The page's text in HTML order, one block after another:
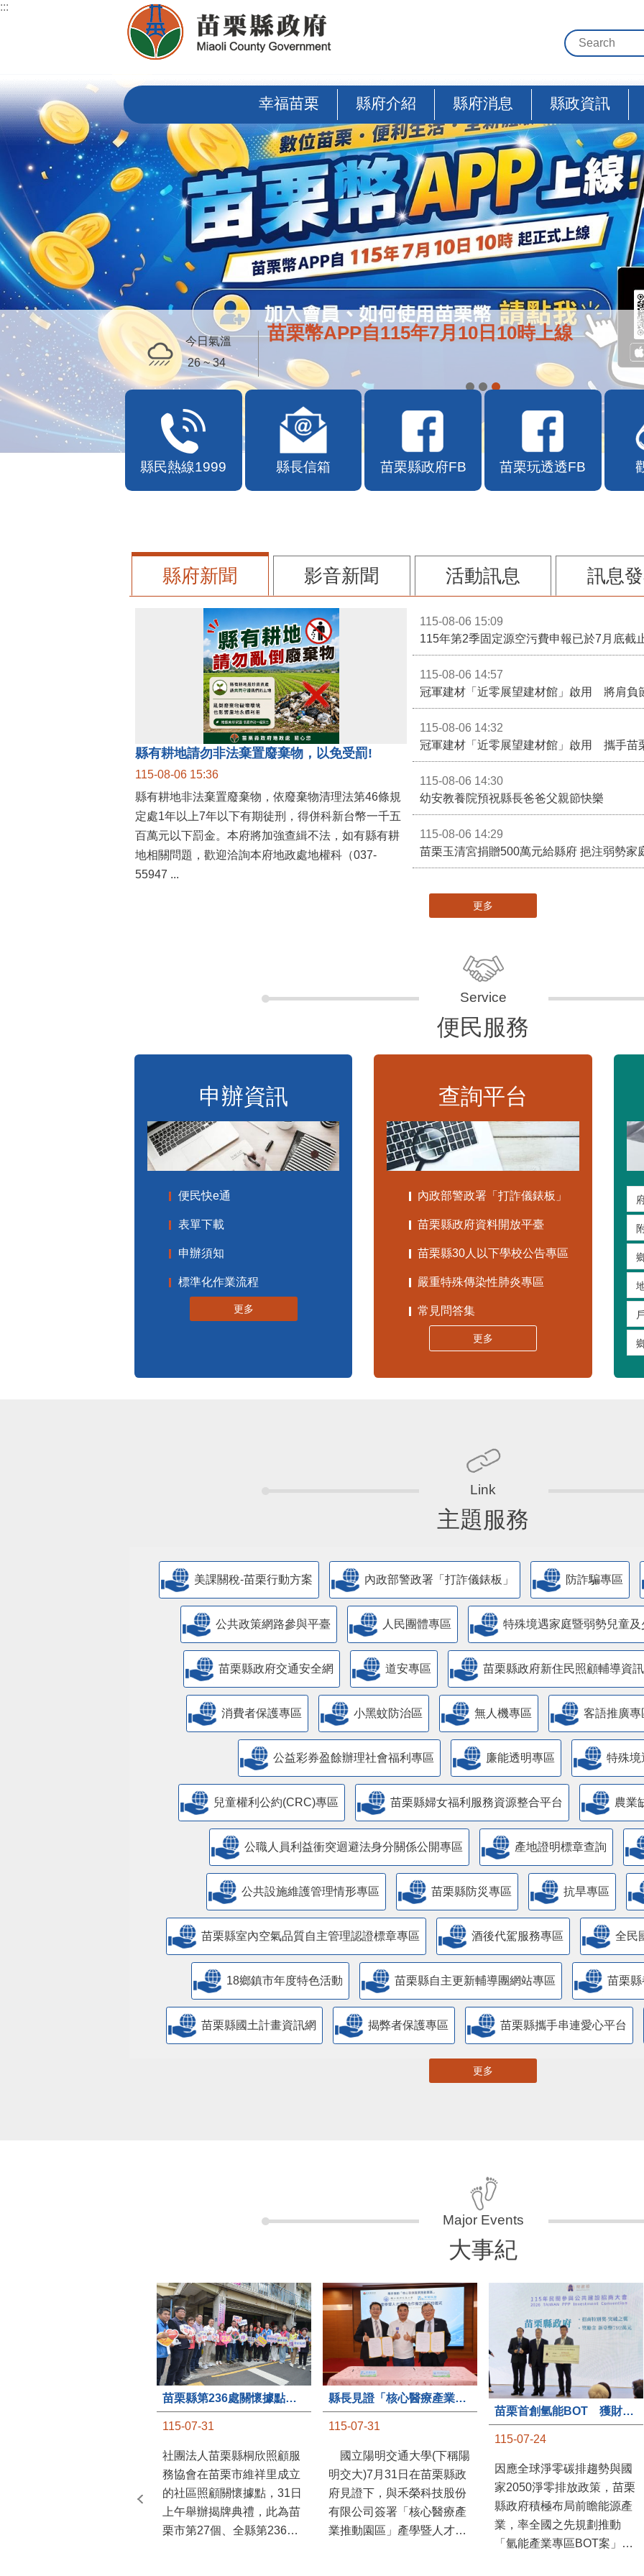
跳到主要內容區塊
:::
幸福苗栗 縣府介紹 縣府消息 縣政資訊
苗栗幣APP自115年7月10日10時上線
今日氣溫
26 ~ 34
縣民熱線1999 縣長信箱 苗栗縣政府FB 苗栗玩透透FB
縣府新聞 影音新聞 活動訊息 訊息
縣有耕地請勿非法棄置廢棄物，以免受罰!
115-08-06 15:36
縣有耕地非法棄置廢棄物，依廢棄物清理法第46條規
定處1年以上7年以下有期徒刑，得併科新台幣一千五
百萬元以下罰金。本府將加強查緝不法，如有縣有耕
地相關問題，歡迎洽詢本府地政處地權科（037-
115-08-06 15:09
115-08-06 14:57
冠軍建材「近零展望建材館」啟用 將肩負
115-08-06 14:32
冠軍建材「近零展望建材館」啟用 攜手苗
115-08-06 14:30
幼安教養院預祝縣長爸爸父親節快樂
115-08-06 14:29
苗栗玉清宮捐贈500萬元給縣府 挹注弱勢家
更多
便民服務
申辦資訊
便民快e通
表單下載
申辦須知
標準化作業流程
更多
查詢平台
內政部警政署「打詐儀錶板」
苗栗縣政府資料開放平臺
苗栗縣30人以下學校公告專區
嚴重特殊傳染性肺炎專區
常見問答集
更多
主題服務
美課關稅-苗栗行動方案 內政部警政署「打詐儀錶板」 防詐騙專區
公共政策網路參與平臺 人民團體專區 特殊境遇家庭暨弱勢兒童
苗栗縣政府交通安全網 道安專區 苗栗縣政府新住民照顧輔導資
消費者保護專區 小黑蚊防治區 無人機專區 客語推廣專
公益彩券盈餘辦理社會福利專區 廉能透明專區 特殊境
兒童權利公約(CRC)專區 苗栗縣婦女福利服務資源整合平台 農業
公職人員利益衝突迴避法身分關係公開專區 產地證明標章查詢
​公共設施維護管理情形專區 苗栗縣防災專區 抗旱專區
苗栗縣室內空氣品質自主管理認證標章專區 酒後代駕服務專區 全民
18鄉鎮市年度特色活動 苗栗縣自主更新輔導團網站專區 苗栗
苗栗縣國土計畫資訊網 揭弊者保護專區 苗栗縣攜手串連愛心平台
更多
大事紀
苗栗縣第236處關懷據點在苗栗市維祥里揭牌
115-07-31
社團法人苗栗縣桐欣照顧服
務協會在苗栗市維祥里成立
的社區照顧關懷據點，31日
上午舉辦揭牌典禮，此為苗
栗市第27個、全縣第236處
115-07-31
國立陽明交通大學(下稱陽
明交大)7月31日在苗栗縣政
府見證下，與禾榮科技股份
有限公司簽署「核心醫療產
業推動園區」產學暨人才培
苗栗首創氫能BOT 獲財政部「突破之翼」肯定
115-07-24
因應全球淨零碳排趨勢與國
家2050淨零排放政策，苗栗
縣政府積極布局前瞻能源產
業，率全國之先規劃推動
「氫能產業專區BOT案」，